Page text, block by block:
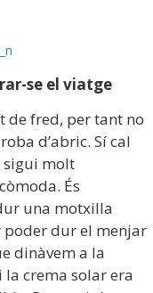
se el viatge
de fred, per tant no
d’abric. Sí cal
molt
És
una motxilla
dur el menjar
dinàvem a la
crema solar era